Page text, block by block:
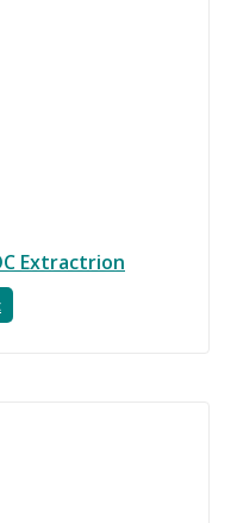
Extractrion